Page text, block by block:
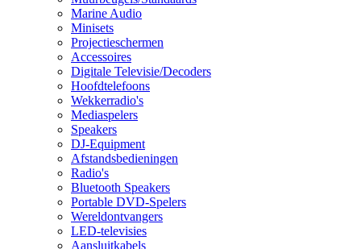
Marine Audio
Minisets
Projectieschermen
Accessoires
Digitale Televisie/Decoders
Hoofdtelefoons
Wekkerradio's
Mediaspelers
Speakers
DJ-Equipment
Afstandsbedieningen
Radio's
Bluetooth Speakers
Portable DVD-Spelers
Wereldontvangers
LED-televisies
Aansluitkabels